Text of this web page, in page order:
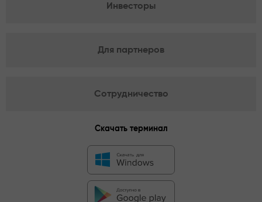
Инвесторы
Для партнеров
Сотрудничество
Скачать терминал